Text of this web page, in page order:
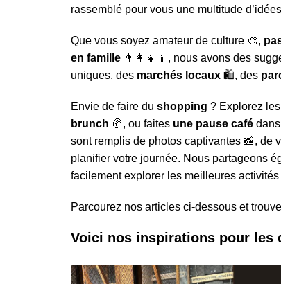
Bruxelles quand il pleut
Bruxelles
Brusselslife
Acheter local à
Bruxelles BIO!
rassemblé pour vous une multitude
Que vous soyez amateur de culture 🎨,
en famille 👨‍👩‍👧‍👦, nous avons des
uniques, des marchés locaux 🛍️, des
Envie de faire du shopping ? Explorez
brunch 🥐, ou faites une pause café
sont remplis de photos captivantes 📸, de
planifier votre journée. Nous partageons
facilement explorer les meilleures
Parcourez nos articles ci-dessous et
Voici nos inspirations pour les